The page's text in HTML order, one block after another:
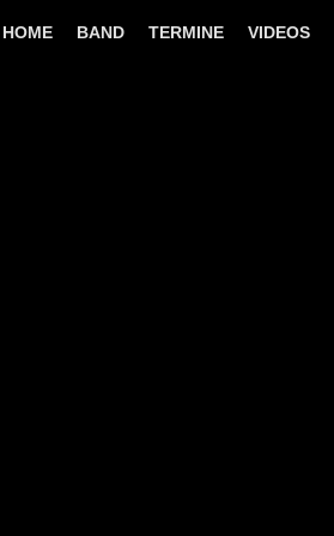
HOME BAND TERMINE VIDEOS